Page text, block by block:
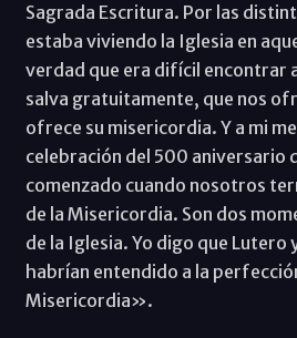
Sagrada Escritura. Por las
estaba viviendo la Iglesia en
verdad que era difícil encontrar
salva gratuitamente, que nos
ofrece su misericordia. Y a mi
celebración del 500 aniversario
comenzado cuando nosotros
de la Misericordia. Son dos
de la Iglesia. Yo digo que Lutero
habrían entendido a la
Misericordia».